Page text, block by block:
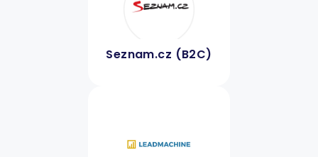
Seznam.cz (B2C)